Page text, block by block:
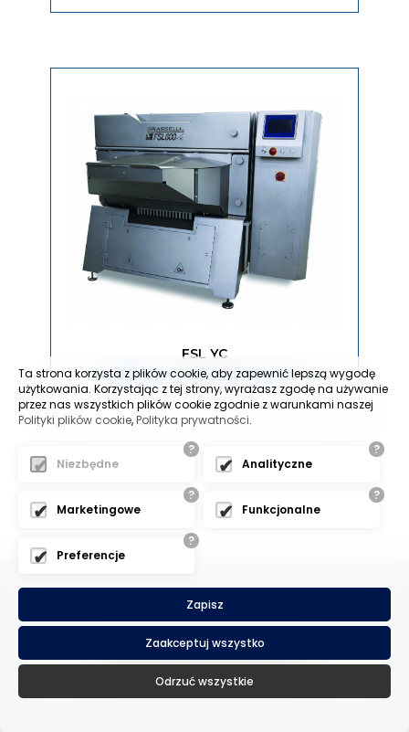
FSL YC
Krajalnica półautomatyczna
NAPISZ DO NAS
Ta strona korzysta z plików cookie, aby zapewnić lepszą wygodę
użytkowania. Korzystając z tej strony, wyrażasz zgodę na używanie
przez nas wszystkich plików cookie zgodnie z warunkami naszej
Polityki plików cookie,Polityka prywatności.
?
Niezbędne
?
Analityczne
?
Marketingowe
?
Funkcjonalne
?
Preferencje
Zapisz
Zaakceptuj wszystko
Odrzuć wszystkie